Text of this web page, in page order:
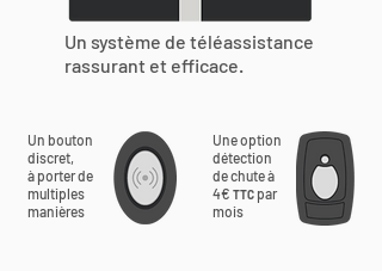
Un système de téléassistance
rassurant et efficace.
Un bouton
discret,
à porter de
multiples
manières
Une option
détection
de chute à
4€ TTC par
mois